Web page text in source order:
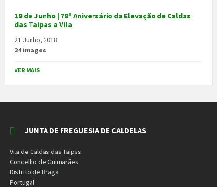
19 de Junho | 78º Aniversário da Elevação de Caldas
das Taipas a Vila
21 Junho, 2018
24 images
VER MAIS
JUNTA DE FREGUESIA DE CALDELAS
Vila de Caldas das Taipas
Concelho de Guimarães
Distrito de Braga
Portugal